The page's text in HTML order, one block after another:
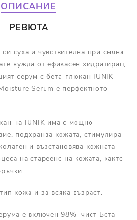
ОПИСАНИЕ
РЕВЮТА
суха и чувствителна при смяна
нужда от ефикасен хидратиращ
серум с бета-глюкан IUNIK -
Serum е перфектното
на IUNIK има с мощно
подхранва кожата, стимулира
и възстановява кожната
на стареене на кожата, както
кожа и за всяка възраст.
е включен 98% чист Бета-